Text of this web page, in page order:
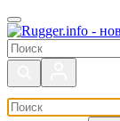
Поиск по сайту